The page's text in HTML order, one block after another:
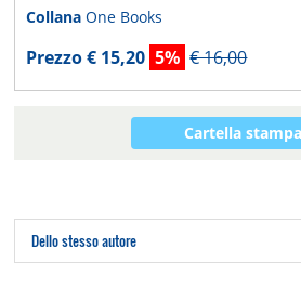
CollanaOne Books
Prezzo € 15,20 5% € 16,00
Cartella stampa
Dello stesso autore